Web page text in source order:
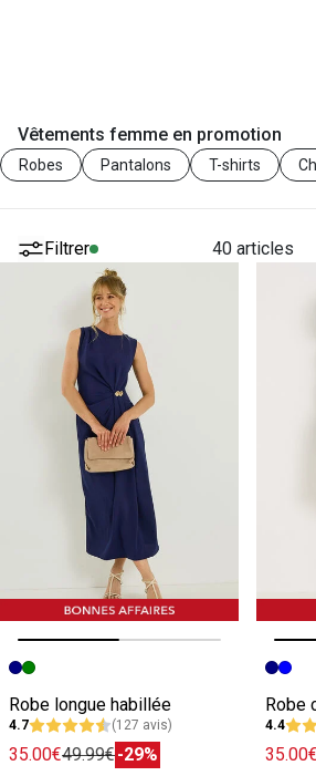
Vêtements femme en promotion
Robes Pantalons T-shirts
Filtrer 40 articles
Image précédente
Image suivante
Robe longue habillée
4.7 (127 avis)
35.00€49.99€-29%
Image
Robe
4.4
35.00€